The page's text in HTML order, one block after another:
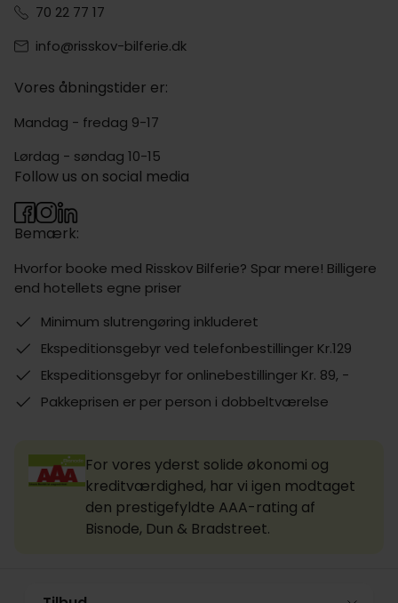
70 22 77 17
info@risskov-bilferie.dk
Vores åbningstider er:
Mandag - fredag 9-17
Lørdag - søndag 10-15
Bemærk:
Hvorfor booke med Risskov Bilferie? Spar mere! Billigere
end hotellets egne priser
Minimum slutrengøring inkluderet
Ekspeditionsgebyr ved telefonbestillinger Kr.129
Ekspeditionsgebyr for onlinebestillinger Kr. 89, -
Pakkeprisen er per person i dobbeltværelse
Follow us on social media
For vores yderst solide økonomi og
kreditværdighed, har vi igen modtaget
den prestigefyldte AAA-rating af
Bisnode, Dun & Bradstreet.